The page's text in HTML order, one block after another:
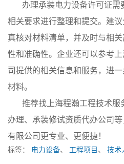
办理承装电力设备许可证
相关要求进行整理和提交。建
真核对材料清单，并及时与相
性和准确性。企业还可以参考
司提供的相关信息和服务，进
材料。
推荐找上海程瀚工程技术
办理、承装修试资质代办公司
有限公司更专业、更便捷！
标签： 电力设备、 工程项目 、 技术